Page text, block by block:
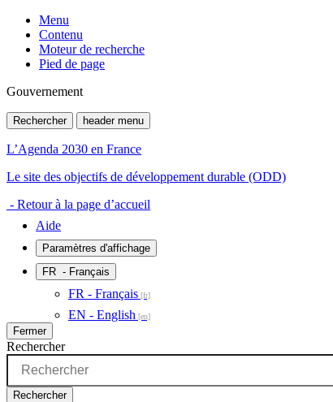
Menu
Contenu
Moteur de recherche
Pied de page
Gouvernement
Rechercher header menu
L’Agenda 2030 en France
Le site des objectifs de développement durable (ODD)
- Retour à la page d’accueil
Aide
Paramètres d'affichage
FR - Français
FR - Français
EN - English
Fermer
Rechercher
Rechercher